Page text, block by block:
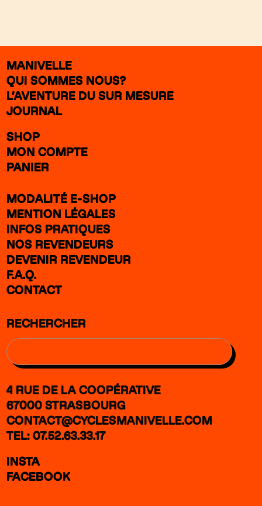
MANIVELLE
QUI SOMMES NOUS?
L’AVENTURE DU SUR MESURE
JOURNAL
SHOP
MON COMPTE
PANIER
MODALITÉ E-SHOP
MENTION LÉGALES
INFOS PRATIQUES
NOS REVENDEURS
DEVENIR REVENDEUR
F.A.Q.
CONTACT
RECHERCHER
4 RUE DE LA COOPÉRATIVE
67000 STRASBOURG
CONTACT@CYCLESMANIVELLE.COM
TEL: 07.52.63.33.17
INSTA
FACEBOOK